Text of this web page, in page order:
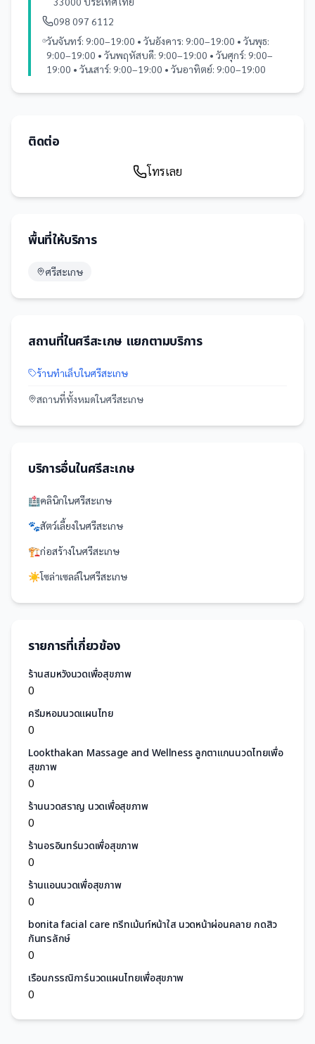
098 097 6112
วันจันทร์: 9:00–19:00 • วันอังคาร: 9:00–19:00 • วันพุธ:
9:00–19:00 • วันพฤหัสบดี: 9:00–19:00 • วันศุกร์: 9:00–
19:00 • วันเสาร์: 9:00–19:00 • วันอาทิตย์: 9:00–19:00
ติดต่อ
โทรเลย
พื้นที่ให้บริการ
ศรีสะเกษ
สถานที่ในศรีสะเกษ แยกตามบริการ
ร้านทำเล็บในศรีสะเกษ
สถานที่ทั้งหมดในศรีสะเกษ
บริการอื่นในศรีสะเกษ
🏥คลินิกในศรีสะเกษ
🐾สัตว์เลี้ยงในศรีสะเกษ
🏗️ก่อสร้างในศรีสะเกษ
☀️โซล่าเซลล์ในศรีสะเกษ
รายการที่เกี่ยวข้อง
ร้านสมหวังนวดเพื่อสุขภาพ
0
ครีมหอมนวดแผนไทย
0
Lookthakan Massage and Wellness ลูกตาแกนนวดไทยเพื่อ
สุขภาพ
0
ร้านนวดสราญ นวดเพื่อสุขภาพ
0
ร้านอรอินทร์นวดเพื่อสุขภาพ
0
ร้านแอนนวดเพื่อสุขภาพ
0
bonita facial care ทรีทเม้นท์หน้าใส นวดหน้าผ่อนคลาย กดสิว
กันทรลักษ์
0
เรือนกรรณิการ์นวดแผนไทยเพื่อสุขภาพ
0